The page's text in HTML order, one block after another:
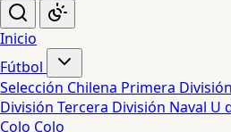
Inicio
Fútbol
Selección Chilena Primera División
División Tercera División Naval U
Colo Colo